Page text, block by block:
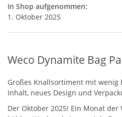
In Shop aufgenommen:
1. Oktober 2025
Weco Dynamite Bag
Großes Knallsortiment mit wenig
Inhalt, neues Design und
Der Oktober 2025! Ein Monat